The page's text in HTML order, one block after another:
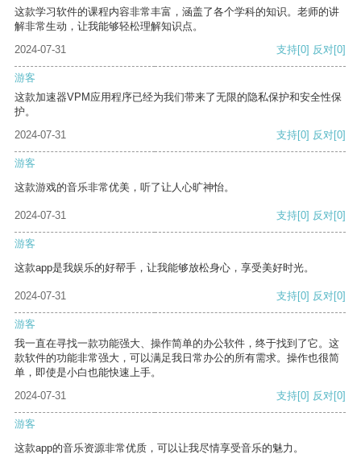
这款学习软件的课程内容非常丰富，涵盖了各个学科的知识。老师的讲
解非常生动，让我能够轻松理解知识点。
2024-07-31
支持[0] 反对[0]
游客
这款加速器VPM应用程序已经为我们带来了无限的隐私保护和安全性保
护。
2024-07-31
支持[0] 反对[0]
游客
这款游戏的音乐非常优美，听了让人心旷神怡。
2024-07-31 支持[0] 反对[0]
游客
这款app是我娱乐的好帮手，让我能够放松身心，享受美好时光。
2024-07-31 支持[0] 反对[0]
游客
我一直在寻找一款功能强大、操作简单的办公软件，终于找到了它。这
款软件的功能非常强大，可以满足我日常办公的所有需求。操作也很简
单，即使是小白也能快速上手。
2024-07-31
支持[0] 反对[0]
游客
这款app的音乐资源非常优质，可以让我尽情享受音乐的魅力。